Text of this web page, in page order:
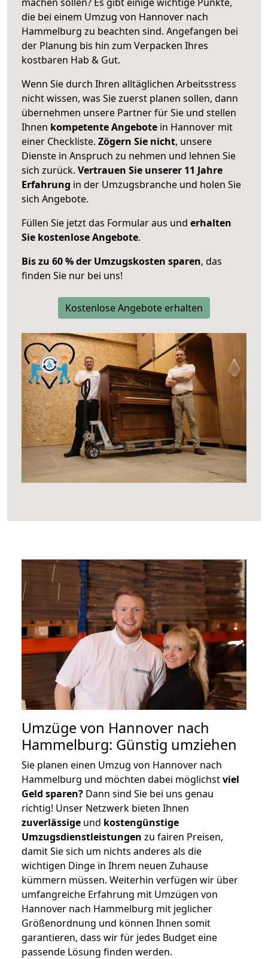
die bei einem Umzug von Hannover nach
Hammelburg zu beachten sind. Angefangen bei
der Planung bis hin zum Verpacken Ihres
kostbaren Hab & Gut.
Wenn Sie durch Ihren alltäglichen Arbeitsstress
nicht wissen, was Sie zuerst planen sollen, dann
übernehmen unsere Partner für Sie und stellen
Ihnen kompetente Angebote in Hannover mit
einer Checkliste. Zögern Sie nicht, unsere
Dienste in Anspruch zu nehmen und lehnen Sie
sich zurück. Vertrauen Sie unserer 11 Jahre
Erfahrung in der Umzugsbranche und holen Sie
sich Angebote.
Füllen Sie jetzt das Formular aus und erhalten
Sie kostenlose Angebote.
Bis zu 60 % der Umzugskosten sparen, das
finden Sie nur bei uns!
Kostenlose Angebote erhalten
Umzüge von Hannover nach
Hammelburg: Günstig umziehen
Sie planen einen Umzug von Hannover nach
Hammelburg und möchten dabei möglichstviel
Geld sparen? Dann sind Sie bei uns genau
richtig! Unser Netzwerk bieten Ihnen
zuverlässige und kostengünstige
Umzugsdienstleistungen zu fairen Preisen,
damit Sie sich um nichts anderes als die
wichtigen Dinge in Ihrem neuen Zuhause
kümmern müssen. Weiterhin verfügen wir über
umfangreiche Erfahrung mit Umzügen von
Hannover nach Hammelburg mit jeglicher
Größenordnung und können Ihnen somit
garantieren, dass wir für jedes Budget eine
passende Lösung finden werden.